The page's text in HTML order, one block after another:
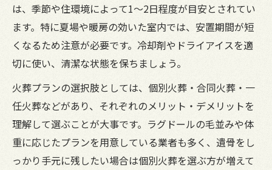
は、季節や住環境によって1～2日程度が目安とされてい
ます。特に夏場や暖房の効いた室内では、安置期間が短
くなるため注意が必要です。冷却剤やドライアイスを適
切に使い、清潔な状態を保ちましょう。
火葬プランの選択肢としては、個別火葬・合同火葬・一
任火葬などがあり、それぞれのメリット・デメリットを
理解して選ぶことが大事です。ラグドールの毛並みや体
重に応じたプランを用意している業者も多く、遺骨をし
っかり手元に残したい場合は個別火葬を選ぶ方が増えて